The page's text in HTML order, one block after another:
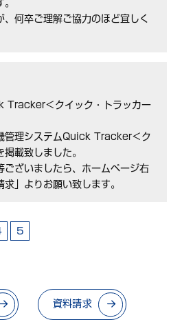
、何卒ご理解ご協力のほど宜しく
Tracker＜クイック・トラッカー
管理システムQuick Tracker＜ク
載致しました。
ございましたら、ホームページ右
求」よりお願い致します。
5
資料請求